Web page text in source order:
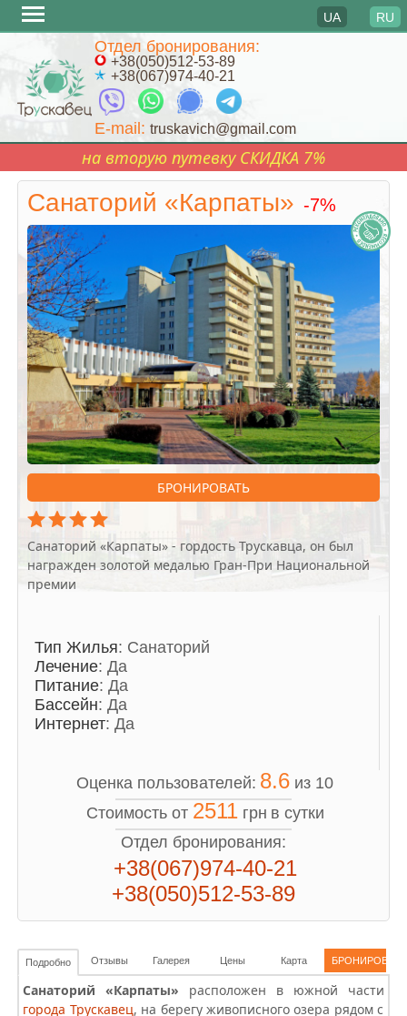
содержимому
UA RU
Отдел бронирования:
+38(050)512-53-89
+38(067)974-40-21
E-mail: truskavich@gmail.com
на вторую путевку СКИДКА 7%
Санаторий «Карпаты» -7%
БРОНИРОВАТЬ
Санаторий «Карпаты» - гордость Трускавца, он был
награжден золотой медалью Гран-При Национальной
премии
Тип Жилья: Санаторий
Лечение: Да
Питание: Да
Бассейн: Да
Интернет: Да
Оценка пользователей: 8.6 из 10
Стоимость от 2511грн в сутки
Отдел бронирования:
+38(067)974-40-21
+38(050)512-53-89
Подробно Отзывы Галерея Цены Карта
Санаторий «Карпаты» расположен в южной части
города Трускавец, на берегу живописного озера рядом с